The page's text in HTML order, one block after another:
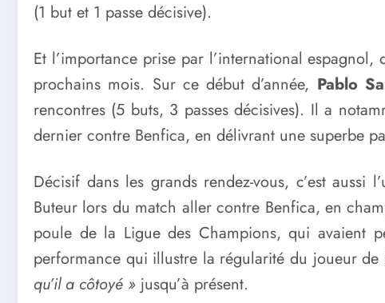
(1 but et 1 passe décisive).
Et l’importance prise par l’international
prochains mois. Sur ce début d’année, Pablo
rencontres (5 buts, 3 passes décisives). Il a
dernier contre Benfica, en délivrant une superbe
Décisif dans les grands rendez-vous, c’est aussi
Buteur lors du match aller contre Benfica, en
poule de la Ligue des Champions, qui avaient
performance qui illustre la régularité du joueur
qu’il a côtoyé » jusqu’à présent.